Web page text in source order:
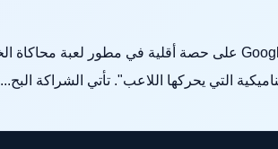
التي يحركها اللاعب". تأتي الشراكة البح...